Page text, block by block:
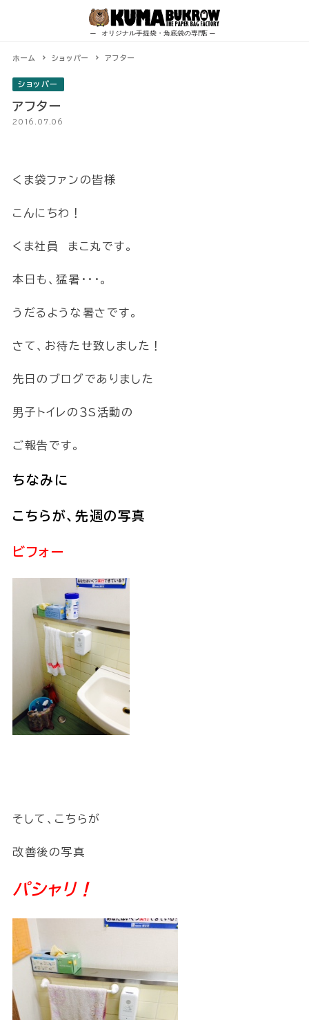
ホーム ショッパー アフター
ショッパー
アフター
2016.07.06
くま袋ファンの皆様
こんにちわ！
くま社員 まこ丸です。
本日も、猛暑・・・。
うだるような暑さです。
さて、お待たせ致しました！
先日のブログでありました
男子トイレの３S活動の
ご報告です。
ちなみに
こちらが、先週の写真
ビフォー
そして、こちらが
改善後の写真
パシャリ！